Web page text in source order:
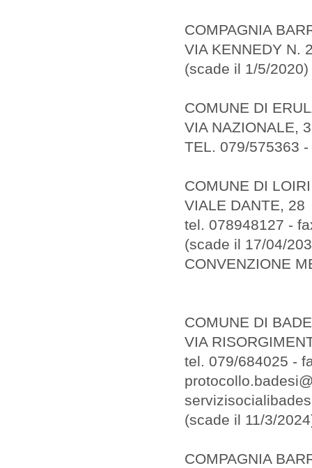
COMPAGNIA
VIA KENNEDY N.
(scade il 1/5/2020)
COMUNE DI
VIA NAZIONALE,
TEL. 079/575363
COMUNE DI
VIALE DANTE, 28
tel. 078948127 -
(scade il 17/04/
CONVENZIONE
COMUNE DI
VIA
tel. 079/684025 -
(scade il 11/3/
COMPAGNIA